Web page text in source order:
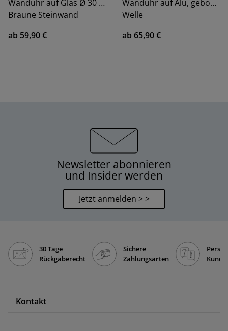
Wanduhr auf Glas Ø 30 cm
Braune Steinwand
ab 59,90 €
Wanduhr auf Alu, gebogen
Welle
ab 65,90 €
Newsletter abonnieren
und Insider werden
Jetzt anmelden > >
30 Tage
Rückgaberecht
Sichere
Zahlungsarten
Kontakt